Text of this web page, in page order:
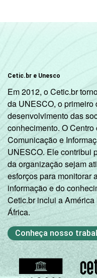
Cetic.br e Unesco
Em 2012, o Cetic.br
da UNESCO, o
desenvolvimento das
conhecimento. O
Comunicação e
UNESCO. Ele contribui
da organização sejam
esforços para monitorar
informação e do
Cetic.br inclui a
África.
Conheça nosso